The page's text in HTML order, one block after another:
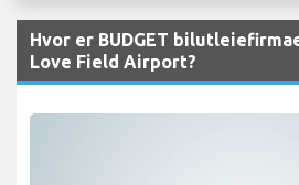
Hvor er BUDGET
Love Field Airport?